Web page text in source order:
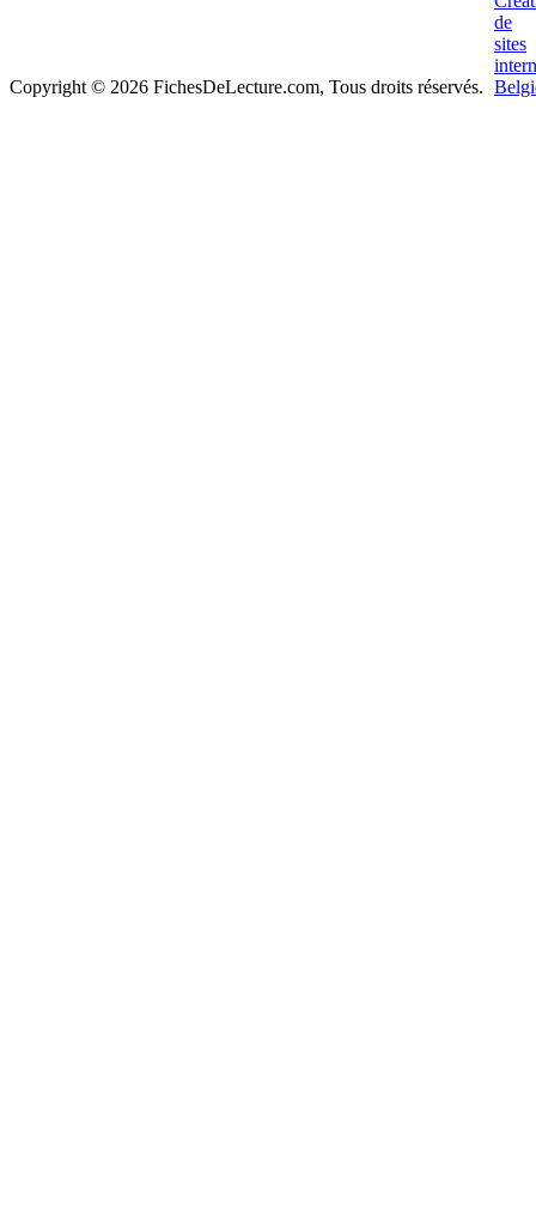
Copyright © 2026 FichesDeLecture.com, Tous droits réservés.